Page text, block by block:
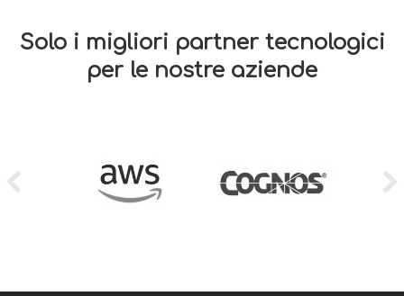
Solo i migliori partner tecnologici
per le nostre aziende